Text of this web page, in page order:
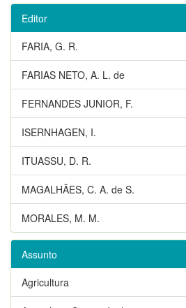
Editor
FARIA, G. R.
FARIAS NETO, A. L. de
FERNANDES JUNIOR, F.
ISERNHAGEN, I.
ITUASSU, D. R.
MAGALHÃES, C. A. de S.
MORALES, M. M.
Assunto
Agricultura